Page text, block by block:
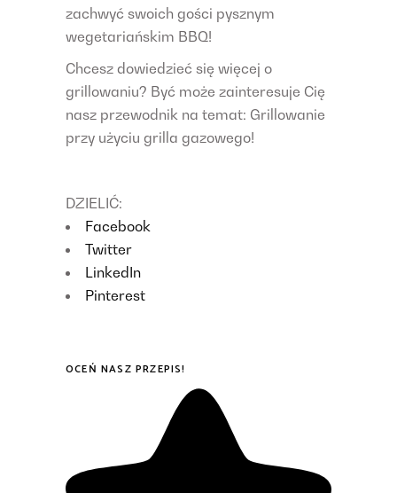
zachwyć swoich gości pysznym
wegetariańskim BBQ!
Chcesz dowiedzieć się więcej o
grillowaniu? Być może zainteresuje Cię
nasz przewodnik na temat: Grillowanie
przy użyciu grilla gazowego!
DZIELIĆ:
Facebook
Twitter
LinkedIn
Pinterest
OCEŃ NASZ PRZEPIS!